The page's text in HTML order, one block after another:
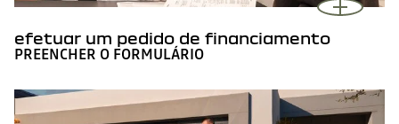
efetuar um pedido de financiamento
PREENCHER O FORMULÁRIO